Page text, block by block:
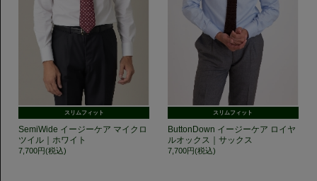
スリムフィット
SemiWide イージーケア マイクロ
ツイル｜ホワイト
7,700円(税込)
スリムフィット
ButtonDown イージーケア ロイヤ
ルオックス｜サックス
7,700円(税込)